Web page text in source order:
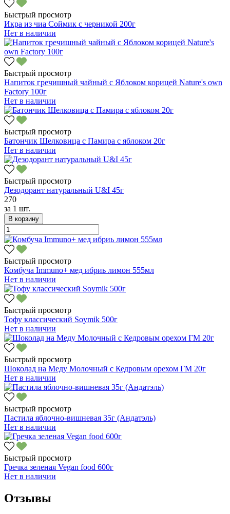
Быстрый просмотр
Икра из чиа Соймик с черникой 200г
Нет в наличии
Быстрый просмотр
Напиток гречишный чайный с Яблоком корицей Nature's own
Factory 100г
Нет в наличии
Быстрый просмотр
Батончик Шелковица с Памира с яблоком 20г
Нет в наличии
Быстрый просмотр
Дезодорант натуральный U&I 45г
270
за 1 шт.
В корзину
Быстрый просмотр
Комбуча Immuno+ мед ибриь лимон 555мл
Нет в наличии
Быстрый просмотр
Тофу классический Soymik 500г
Нет в наличии
Быстрый просмотр
Шоколад на Меду Молочный с Кедровым орехом ГМ 20г
Нет в наличии
Быстрый просмотр
Пастила яблочно-вишневая 35г (Андатэль)
Нет в наличии
Быстрый просмотр
Гречка зеленая Vegan food 600г
Нет в наличии
Отзывы